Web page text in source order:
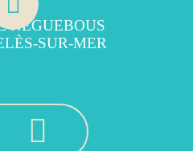
NÉGUEBOUS
SUR-MER